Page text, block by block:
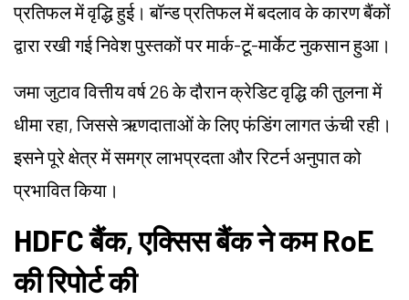
प्रतिफल में वृद्धि हुई। बॉन्ड प्रतिफल में बदलाव के कारण बैंकों
द्वारा रखी गई निवेश पुस्तकों पर मार्क-टू-मार्केट नुकसान हुआ।
जमा जुटाव वित्तीय वर्ष 26 के दौरान क्रेडिट वृद्धि की तुलना में
धीमा रहा, जिससे ऋणदाताओं के लिए फंडिंग लागत ऊंची रही।
इसने पूरे क्षेत्र में समग्र लाभप्रदता और रिटर्न अनुपात को
प्रभावित किया।
HDFC बैंक, एक्सिस बैंक ने कम RoE
की रिपोर्ट की